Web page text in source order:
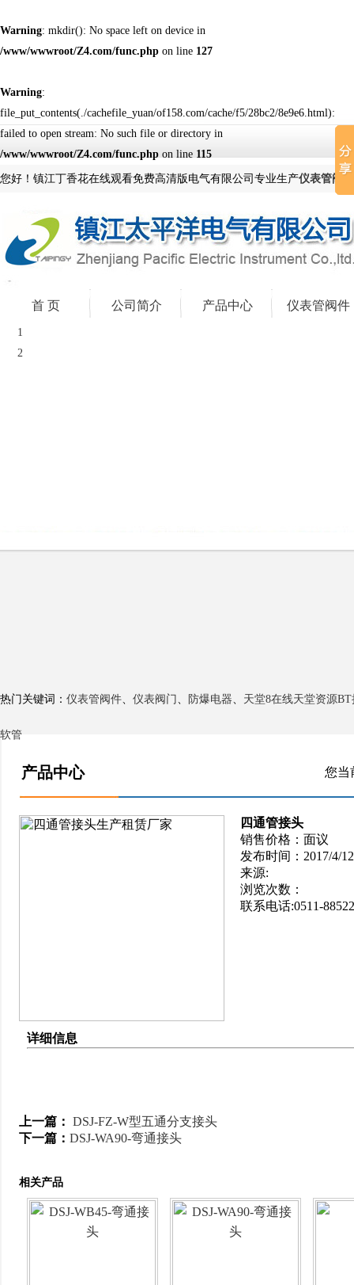
Warning: mkdir(): No space left on device in
/www/wwwroot/Z4.com/func.php on line 127
Warning:
file_put_contents(./cachefile_yuan/of158.com/cache/f5/28bc2/8e9e6.html):
failed to open stream: No such file or directory in
/www/wwwroot/Z4.com/func.php on line 115
您好！镇江丁香花在线观看免费高清版电气有限公司专业生产仪表管阀件
首 页 公司简介 产品中心 仪表管阀件
1
2
热门关键词： 仪表管阀件、 仪表阀门 、 防爆电器、 天堂8在线天堂资源BT
软管
产品中心 您当
四通管接头
销售价格：面议
发布时间：2017/4/
来源:
浏览次数：
联系电话:0511-
详细信息
上一篇： DSJ-FZ-W型五通分支接头
下一篇： DSJ-WA90-弯通接头
相关产品